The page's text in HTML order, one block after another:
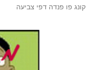
קונג פו פנדה דפי צביעה